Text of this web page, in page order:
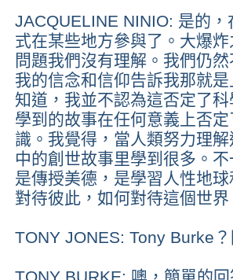
JACQUELINE NINIO: 是的
式在某些地方參與了。大爆
問題我們沒有理解。我們仍
我的信念和信仰告訴我那就
知道，我並不認為這否定了
學到的故事在任何意義上否
識。我覺得，當人類努力理
中的創世故事里學到很多。
是傳授美德，是學習人性地
對待彼此，如何對待這個世界
TONY JONES: Tony Burke